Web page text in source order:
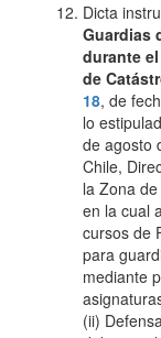
Dicta
Guardias
durante
de
18, de
lo
de agosto
Chile,
la Zona
en la cual
cursos de
para
mediante
(ii)